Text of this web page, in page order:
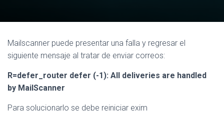
Mailscanner puede presentar una falla y regresar el
siguiente mensaje al tratar de enviar correos:
R=defer_router defer (-1): All deliveries are handled
by MailScanner
Para solucionarlo se debe reiniciar exim